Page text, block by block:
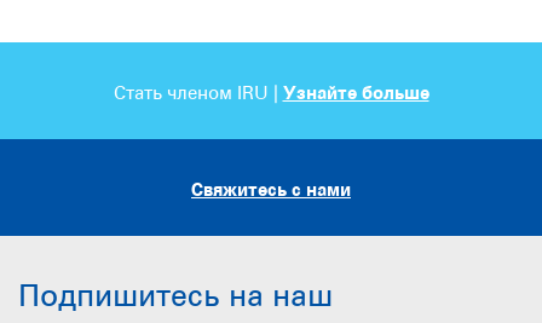
Стать членом IRU | Узнайте больше
Свяжитесь с нами
Подпишитесь на наш